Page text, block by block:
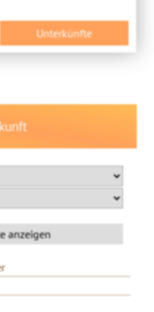
Unterkünfte